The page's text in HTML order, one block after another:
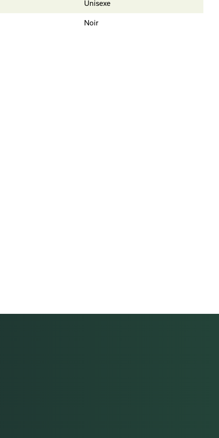
Unisexe
Noir